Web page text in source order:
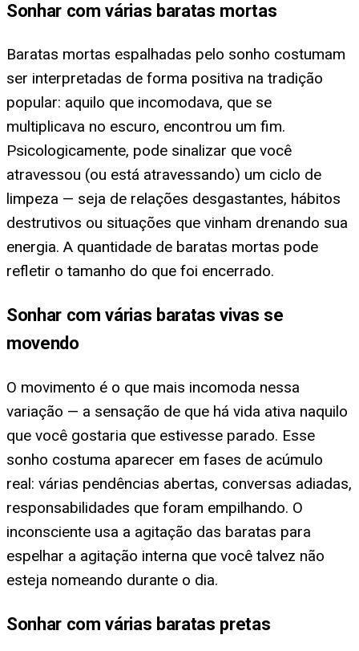
Sonhar com várias baratas mortas
Baratas mortas espalhadas pelo sonho costumam
ser interpretadas de forma positiva na tradição
popular: aquilo que incomodava, que se
multiplicava no escuro, encontrou um fim.
Psicologicamente, pode sinalizar que você
atravessou (ou está atravessando) um ciclo de
limpeza — seja de relações desgastantes, hábitos
destrutivos ou situações que vinham drenando sua
energia. A quantidade de baratas mortas pode
refletir o tamanho do que foi encerrado.
Sonhar com várias baratas vivas se
movendo
O movimento é o que mais incomoda nessa
variação — a sensação de que há vida ativa naquilo
que você gostaria que estivesse parado. Esse
sonho costuma aparecer em fases de acúmulo
real: várias pendências abertas, conversas adiadas,
responsabilidades que foram empilhando. O
inconsciente usa a agitação das baratas para
espelhar a agitação interna que você talvez não
esteja nomeando durante o dia.
Sonhar com várias baratas pretas